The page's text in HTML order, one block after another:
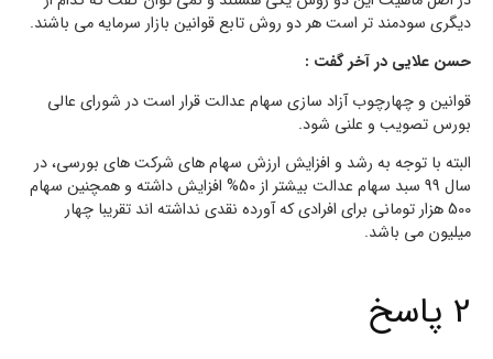
دیگری سودمند تر است هر دو روش تابع قوانین بازار سرمایه می باشند.
حسن علایی در آخر گفت :
قوانین و چهارچوب آزاد سازی سهام عدالت قرار است در شورای عالی
بورس تصویب و علنی شود.
البته با توجه به رشد و افزایش ارزش سهام های شرکت های بورسی، در
سال 99 سبد سهام عدالت بیشتر از 50% افزایش داشته و همچنین سهام
500 هزار تومانی برای افرادی که آورده نقدی نداشته اند تقریبا چهار
میلیون می باشد.